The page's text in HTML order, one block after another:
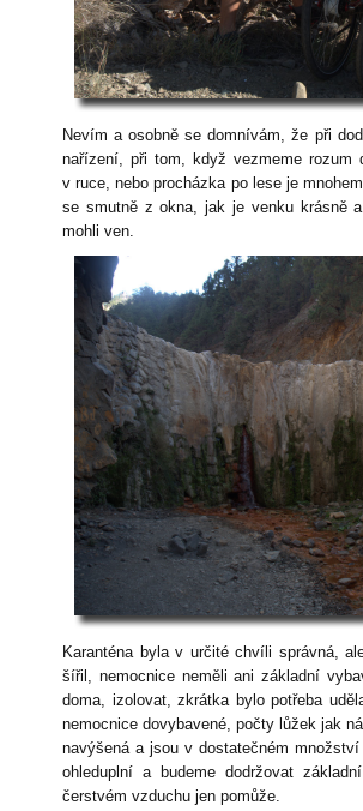
Nevím a osobně se domnívám, že při
nařízení, při tom, když vezmeme
v ruce, nebo procházka po lese je
se smutně z okna, jak je venku krásně
mohli ven.
Karanténa byla v určité chvíli správná,
šířil, nemocnice neměli ani základní
doma, izolovat, zkrátka bylo potřeba
nemocnice dovybavené, počty lůžek jak
navýšená a jsou v dostatečném
ohleduplní a budeme dodržovat
čerstvém vzduchu jen pomůže.